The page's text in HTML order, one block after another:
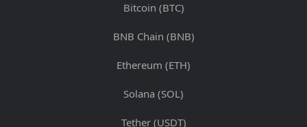
Bitcoin (BTC)
BNB Chain (BNB)
Ethereum (ETH)
Solana (SOL)
Tether (USDT)